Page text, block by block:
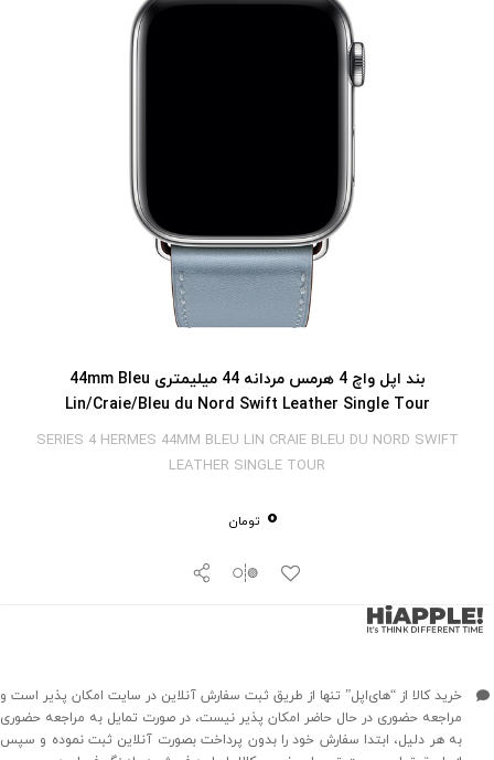
بند اپل واچ 4 هرمس مردانه 44 میلیمتری 44mm Bleu
Lin/Craie/Bleu du Nord Swift Leather Single Tour
SERIES 4 HERMES 44MM BLEU LIN CRAIE BLEU DU NORD SWIFT
LEATHER SINGLE TOUR
0 تومان
خرید کالا از “های‌اپل” تنها از طریق ثبت سفارش آنلاین در سایت امکان پذیر است و
مراجعه حضوری در حال حاضر امکان پذیر نیست، در صورت تمایل به مراجعه حضوری
به هر دلیل، ابتدا سفارش خود را بدون پرداخت بصورت آنلاین ثبت نموده و سپس